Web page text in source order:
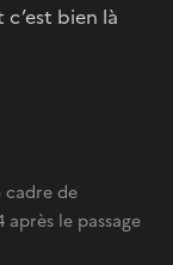
bien là
cadre de
le passage